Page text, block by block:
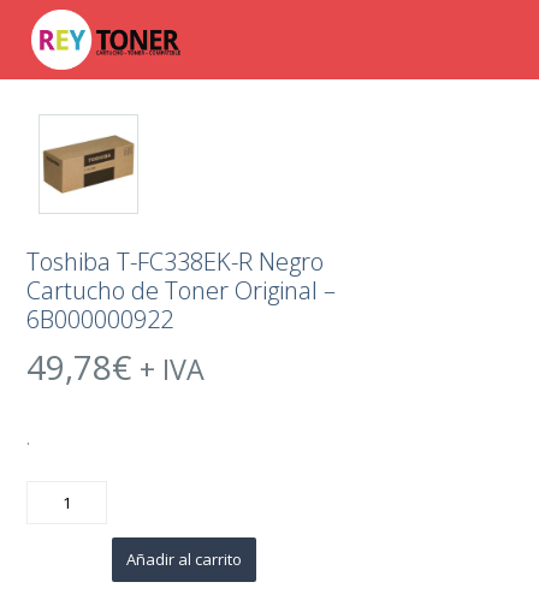
Toshiba T-FC338EK-R Negro
Cartucho de Toner Original –
6B000000922
49,78€ + IVA
.
Añadir al carrito